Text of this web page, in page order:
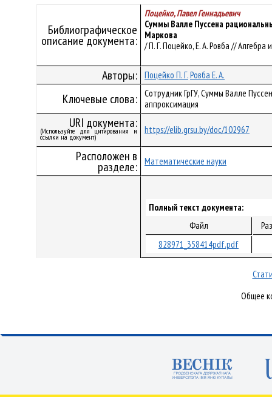
Библиографическое
описание документа:
Поцейко, Павел Геннадьевич
Суммы Валле Пуссена
Маркова
/ П. Г. Поцейко, Е. А. Ровба //
Авторы: Поцейко П. Г.Ровба Е. А.
Ключевые слова:
Сотрудник ГрГУ, Суммы Валле
аппроксимация
URI документа:
(Используйте для цитирования и
ссылки на документ)
https://elib.grsu.by/doc/102967
Расположен в
разделе: Математические науки
Полный текст документа:
Файл
828971_358414pdf.pdf
Общее